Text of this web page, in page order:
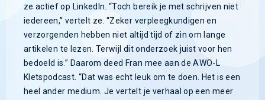
ze actief op LinkedIn. “Toch bereik je met schrijven niet
iedereen,” vertelt ze. “Zeker verpleegkundigen en
verzorgenden hebben niet altijd tijd of zin om lange
artikelen te lezen. Terwijl dit onderzoek juist voor hen
bedoeld is.” Daarom deed Fran mee aan de AWO-L
Kletspodcast. “Dat was echt leuk om te doen. Het is een
heel ander medium. Je vertelt je verhaal op een meer